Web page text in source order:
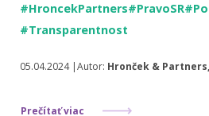
#HroncekPartners#PravoSR
#Transparentnost
05.04.2024 |Autor: Hronček &
Prečítať viac